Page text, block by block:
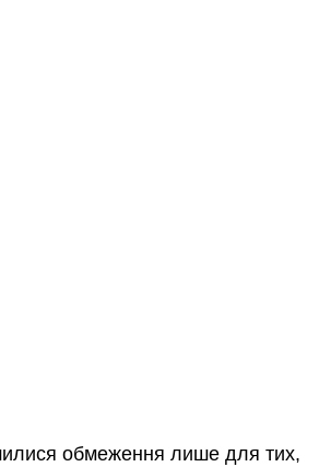
обмеження лише для тих,